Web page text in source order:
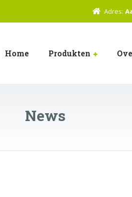
Adres:
Home Produkten
News